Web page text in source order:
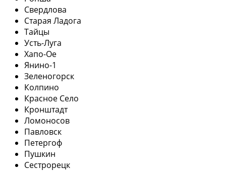
Свердлова
Старая Ладога
Тайцы
Усть-Луга
Хапо-Ое
Янино-1
Зеленогорск
Колпино
Красное Село
Кронштадт
Ломоносов
Павловск
Петергоф
Пушкин
Сестрорецк